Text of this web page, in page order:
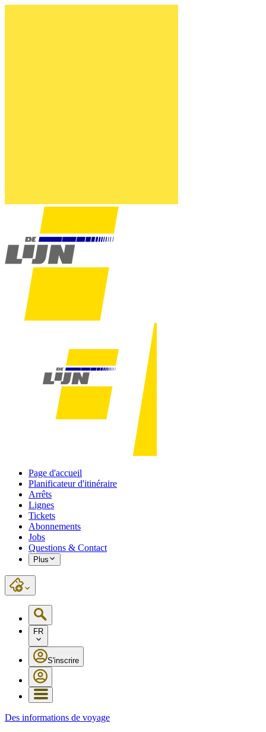
Page d'accueil
Planificateur d'itinéraire
Arrêts
Lignes
Tickets
Abonnements
Jobs
Questions & Contact
Plus
FR
S'inscrire
Des informations de voyage